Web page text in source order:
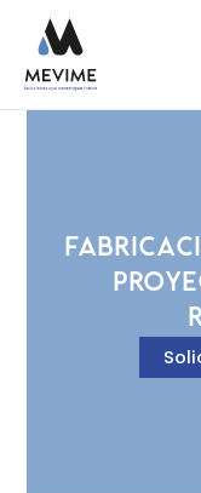
contenido